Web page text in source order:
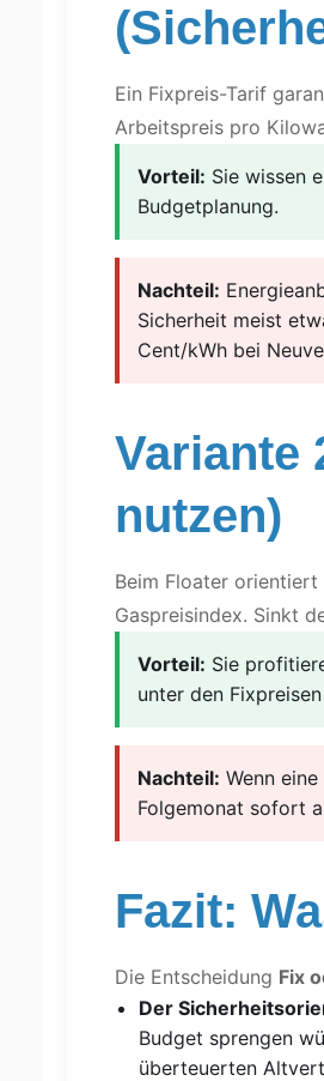
Ein Fixpreis-Tarif
Arbeitspreis pro
Vorteil: Sie wissen
Budgetplanung.
Nachteil:
Sicherheit meist
Cent/kWh bei
Variante
nutzen)
Beim Floater
Gaspreisindex. Sinkt
Vorteil: Sie
unter den
Nachteil: Wenn
Folgemonat sofort
Fazit:
Die Entscheidung Fix
Der
Budget sprengen
überteuerten